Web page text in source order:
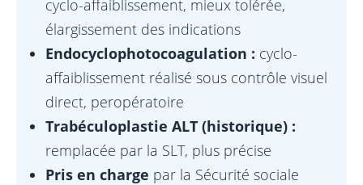
cyclo-affaiblissement, mieux tolérée,
élargissement des indications
Endocyclophotocoagulation : cyclo-
affaiblissement réalisé sous contrôle visuel
direct, peropératoire
Trabéculoplastie ALT (historique) :
remplacée par la SLT, plus précise
Pris en charge par la Sécurité sociale